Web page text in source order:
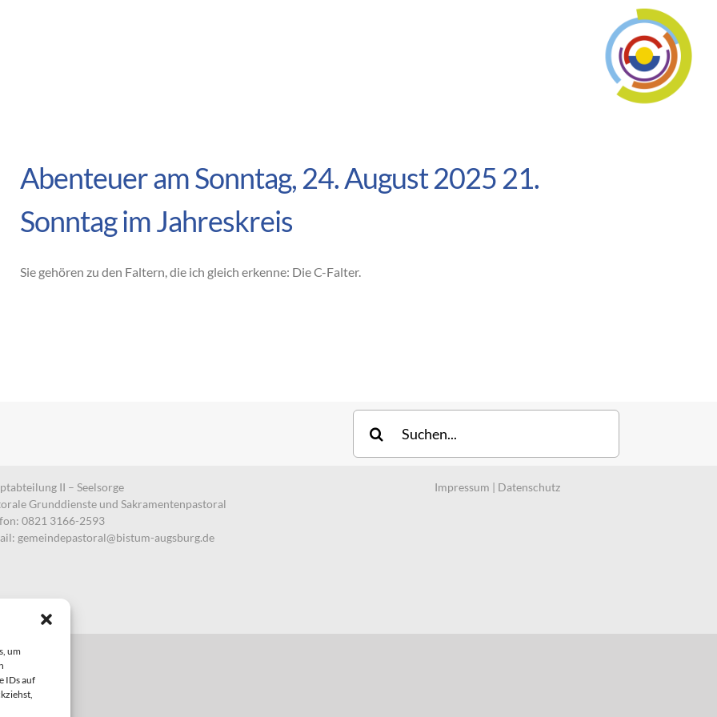
um
IDs auf
Abenteuer am Sonntag, 24. August 2025 21.
Sonntag im Jahreskreis
Sie gehören zu den Faltern, die ich gleich erkenne: Die C-Falter.
Suche
nach:
II – Seelsorge
Grunddienste und Sakramentenpastoral
0821 3166-2593
gemeindepastoral@bistum-augsburg.de
Impressum | Datenschutz